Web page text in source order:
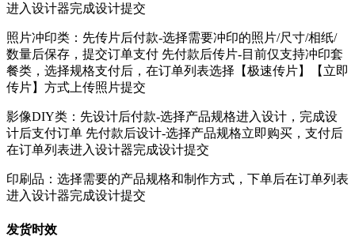
进入设计器完成设计提交
照片冲印类：先传片后付款-选择需要冲印的照片/尺寸/相纸/
数量后保存，提交订单支付 先付款后传片-目前仅支持冲印套
餐类，选择规格支付后，在订单列表选择【极速传片】【立即
传片】方式上传照片提交
影像DIY类：先设计后付款-选择产品规格进入设计，完成设
计后支付订单 先付款后设计-选择产品规格立即购买，支付后
在订单列表进入设计器完成设计提交
印刷品：选择需要的产品规格和制作方式，下单后在订单列表
进入设计器完成设计提交
发货时效